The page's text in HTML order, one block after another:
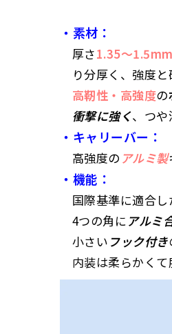
ABS単体
・ポリプロピレ
・アルミニウム合
・素材：
厚さ1.35〜1.5mm
り分厚く、強度と
高靭性・高強度の
衝撃に強く、つや
・キャリーバー：
高強度の アルミ製
・機能：
国際基準に適合し
4つの角に アルミ
小さい フック付き
内装は柔らかくて